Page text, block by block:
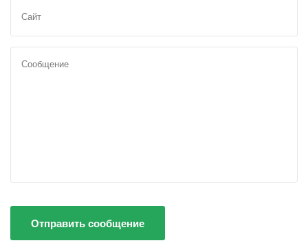
Отправить сообщение